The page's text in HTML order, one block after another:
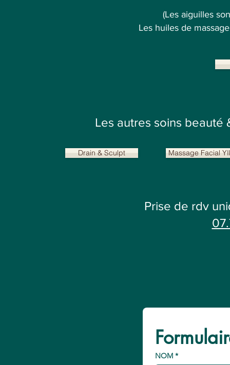
(Les aiguilles
Les huiles de
Les autres soins beauté
Prise de rdv
Drain & Sculpt Massage Facial
NOM *